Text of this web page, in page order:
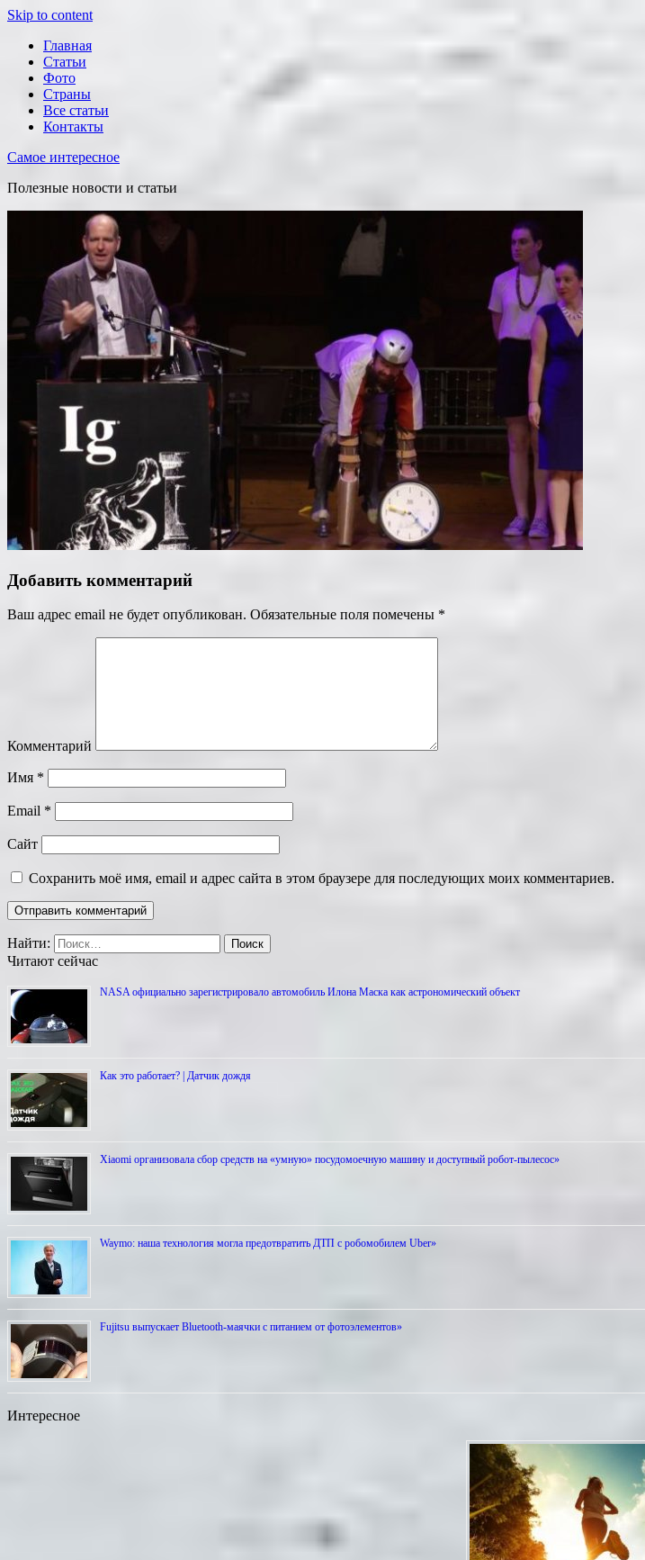
Skip to content
Главная
Статьи
Фото
Страны
Все статьи
Контакты
Самое интересное
Полезные новости и статьи
Добавить комментарий
Ваш адрес email не будет опубликован. Обязательные поля помечены *
Комментарий
Имя *
Email *
Сайт
Сохранить моё имя, email и адрес сайта в этом браузере для последующих моих комментариев.
Найти:
Читают сейчас
NASA официально зарегистрировало автомобиль Илона Маска как астрономический объект
Как это работает? | Датчик дождя
Xiaomi организовала сбор средств на «умную» посудомоечную машину и доступный робот-пылесос»
Waymo: наша технология могла предотвратить ДТП с робомобилем Uber»
Fujitsu выпускает Bluetooth-маячки с питанием от фотоэлементов»
Интересное